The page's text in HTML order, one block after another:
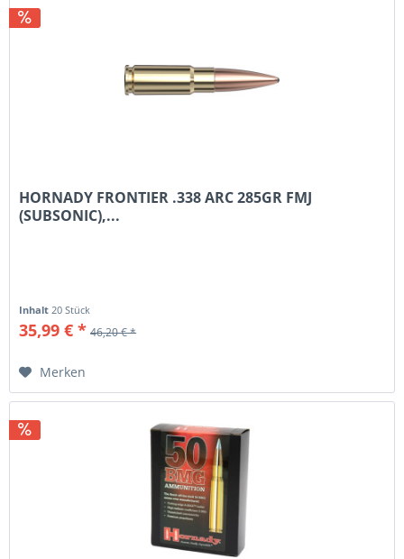
HORNADY FRONTIER .338 ARC 285GR FMJ
(SUBSONIC),...
Inhalt 20 Stück
35,99 € * 46,20 € *
Merken